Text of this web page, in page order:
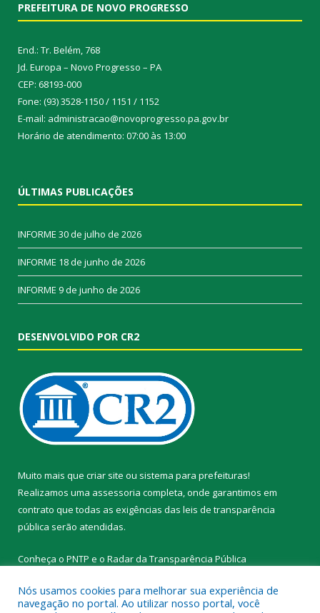
PREFEITURA DE NOVO PROGRESSO
End.: Tr. Belém, 768
Jd. Europa – Novo Progresso – PA
CEP: 68193-000
Fone: (93) 3528-1150 / 1151 / 1152
E-mail: administracao@novoprogresso.pa.gov.br
Horário de atendimento: 07:00 às 13:00
ÚLTIMAS PUBLICAÇÕES
INFORME 30 de julho de 2026
INFORME 18 de junho de 2026
INFORME 9 de junho de 2026
DESENVOLVIDO POR CR2
Muito mais que criar site ou sistema para prefeituras!
Realizamos uma assessoria completa, onde garantimos em
contrato que todas as exigências das leis de transparência
pública serão atendidas.
Conheça o PNTP e o Radar da Transparência Pública
Nós usamos cookies para melhorar sua experiência de
navegação no portal. Ao utilizar nosso portal, você